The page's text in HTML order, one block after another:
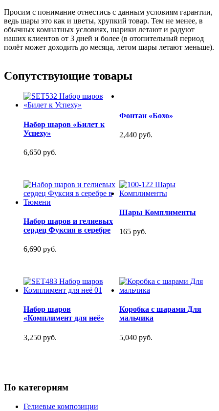
Просим с понимание отнестись с данным условиям гарантии,
ведь шары это как и цветы, хрупкий товар. Тем не менее, в
обычных комнатных условиях, шарики летают и радуют
наших клиентов от 3 дней и более (в отопительный период
полёт может доходить до месяца, летом шары летают меньше).
Сопутствующие товары
Набор шаров «Билет к
Успеху»
6,650 руб.
Фонтан «Бохо»
2,440 руб.
Набор шаров и гелиевых
сердец Фуксия в серебре
6,690 руб.
Шары Комплименты
165 руб.
Набор шаров
«Комплимент для неё»
3,250 руб.
Коробка с шарами Для
мальчика
5,040 руб.
По категориям
Гелиевые композиции